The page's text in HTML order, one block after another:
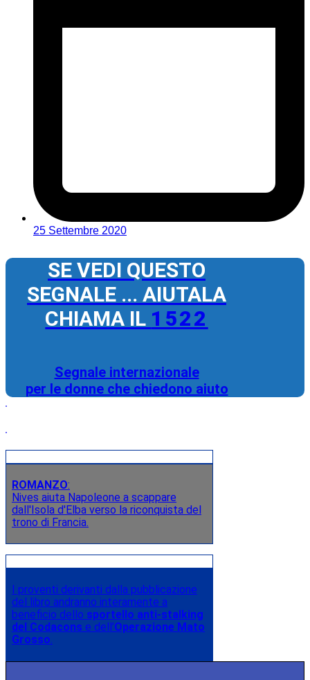
25 Settembre 2020
SE VEDI QUESTO
SEGNALE ... AIUTALA
CHIAMA IL 1522
Segnale internazionale
per le donne che chiedono aiuto
ROMANZO:
Nives aiuta Napoleone a scappare
dall'Isola d'Elba verso la riconquista del
trono di Francia.
I proventi derivanti dalla pubblicazione
del libro andranno interamente a
beneficio dello sportello anti-stalking
del Codacons e dell’Operazione Mato
Grosso.